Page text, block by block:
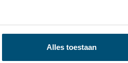
Alles toestaan
en seriematige productie
en kies een